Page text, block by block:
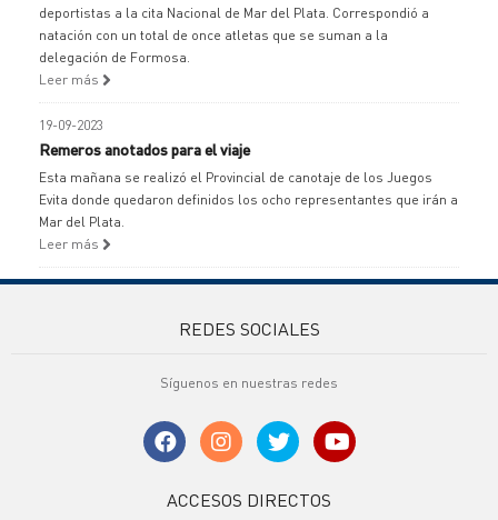
deportistas a la cita Nacional de Mar del Plata. Correspondió a
natación con un total de once atletas que se suman a la
delegación de Formosa.
Leer más
19-09-2023
Remeros anotados para el viaje
Esta mañana se realizó el Provincial de canotaje de los Juegos
Evita donde quedaron definidos los ocho representantes que irán a
Mar del Plata.
Leer más
REDES SOCIALES
Síguenos en nuestras redes
ACCESOS DIRECTOS